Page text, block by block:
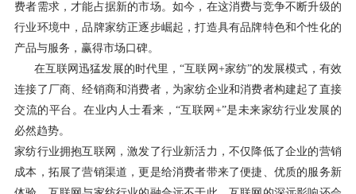
费者需求，才能占据新的市场。如今，在这消费与竞争不断升级的
行业环境中，品牌家纺正逐步崛起，打造具有品牌特色和个性化的
产品与服务，赢得市场口碑。
在互联网迅猛发展的时代里，“互联网+家纺”的发展模式，有效
连接了厂商、经销商和消费者，为家纺企业和消费者构建起了直接
交流的平台。在业内人士看来，“互联网+”是未来家纺行业发展的
必然趋势。
家纺行业拥抱互联网，激发了行业新活力，不仅降低了企业的营销
成本，拓展了营销渠道，更是给消费者带来了便捷、优质的服务新